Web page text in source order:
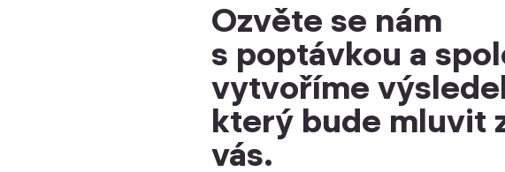
Ozvěte se nám
s poptávkou a
vytvoříme
který bude mluvit
vás.